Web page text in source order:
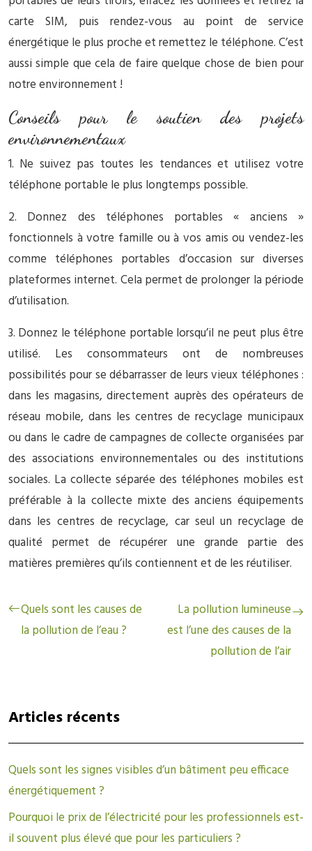
carte SIM, puis rendez-vous au point de service
énergétique le plus proche et remettez le téléphone. C’est
aussi simple que cela de faire quelque chose de bien pour
notre environnement !
Conseils pour le soutien des projets
environnementaux
1. Ne suivez pas toutes les tendances et utilisez votre
téléphone portable le plus longtemps possible.
2. Donnez des téléphones portables « anciens »
fonctionnels à votre famille ou à vos amis ou vendez-les
comme téléphones portables d’occasion sur diverses
plateformes internet. Cela permet de prolonger la période
d’utilisation.
3. Donnez le téléphone portable lorsqu’il ne peut plus être
utilisé. Les consommateurs ont de nombreuses
possibilités pour se débarrasser de leurs vieux téléphones :
dans les magasins, directement auprès des opérateurs de
réseau mobile, dans les centres de recyclage municipaux
ou dans le cadre de campagnes de collecte organisées par
des associations environnementales ou des institutions
sociales. La collecte séparée des téléphones mobiles est
préférable à la collecte mixte des anciens équipements
dans les centres de recyclage, car seul un recyclage de
qualité permet de récupérer une grande partie des
matières premières qu’ils contiennent et de les réutiliser.
Quels sont les causes de
la pollution de l’eau ?
La pollution lumineuse
est l’une des causes de la
pollution de l’air
Articles récents
Quels sont les signes visibles d’un bâtiment peu efficace
énergétiquement ?
Pourquoi le prix de l’électricité pour les professionnels est-
il souvent plus élevé que pour les particuliers ?